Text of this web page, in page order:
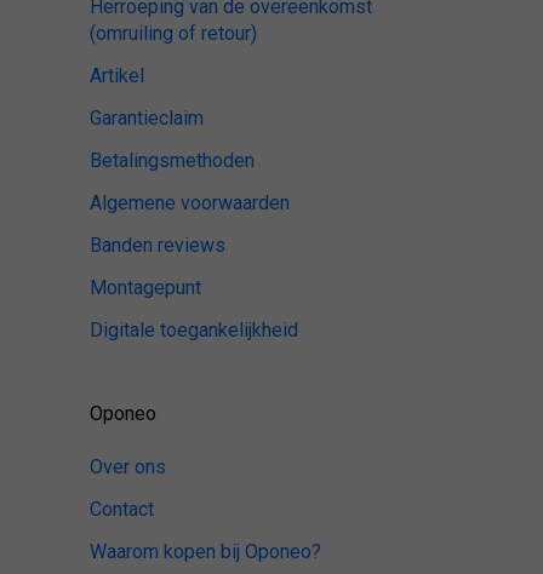
Herroeping van de overeenkomst
(omruiling of retour)
Artikel
Garantieclaim
Betalingsmethoden
Algemene voorwaarden
Banden reviews
Montagepunt
Digitale toegankelijkheid
Oponeo
Over ons
Contact
Waarom kopen bij Oponeo?